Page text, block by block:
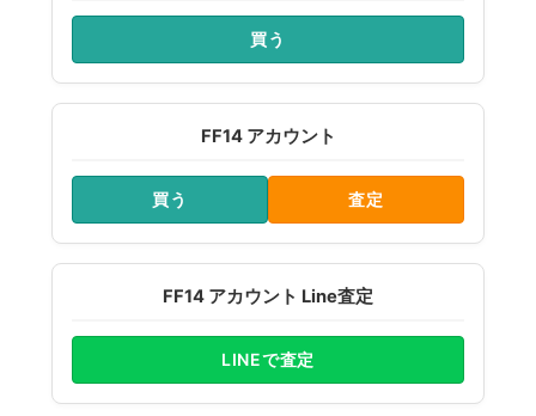
買う
FF14 アカウント
買う 査定
FF14 アカウント Line査定
LINEで査定